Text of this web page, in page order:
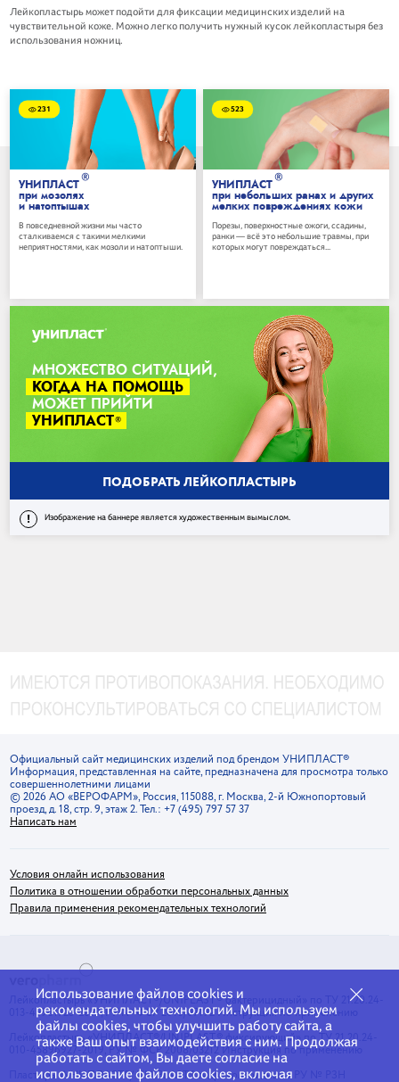
Использование файлов cookies и
рекомендательных технологий. Мы используем
файлы cookies, чтобы улучшить работу сайта, а
также Ваш опыт взаимодействия с ним. Продолжая
работать с сайтом, Вы даете согласие на
использование файлов cookies, включая
Лейкопластырь может подойти для фиксации медицинских изделий на
чувствительной коже. Можно легко получить нужный кусок лейкопластыря без
использования ножниц.
231
УНИПЛАСТ®
при мозолях
и натоптышах
В повседневной жизни мы часто
сталкиваемся с такими мелкими
неприятностями, как мозоли и натоптыши.
523
УНИПЛАСТ®
при небольших ранах и других
мелких повреждениях кожи
Порезы, поверхностные ожоги, ссадины,
ранки — всё это небольшие травмы, при
которых могут повреждаться...
! Изображение на баннере является художественным вымыслом.
МНОЖЕСТВО СИТУАЦИЙ,
КОГДА НА ПОМОЩЬ
МОЖЕТ ПРИЙТИ
УНИПЛАСТ®
ПОДОБРАТЬ ЛЕЙКОПЛАСТЫРЬ
Официальный сайт медицинских изделий под брендом УНИПЛАСТ®
Информация, представленная на сайте, предназначена для просмотра только
совершеннолетними лицами
© 2026 АО «ВЕРОФАРМ», Россия, 115088, г. Москва, 2-й Южнопортовый
проезд, д. 18, стр. 9, этаж 2. Тел.: +7 (495) 797 57 37
Написать нам
Условия онлайн использования
Политика в отношении обработки персональных данных
Правила применения рекомендательных технологий
Лейкопластырь «УНИПЛАСТ®/UNIPLAST® бактерицидный» по ТУ 21.20.24-
013-45961725-2019, РУ № ФСР 2010/07192 Инструкция по применению
Лейкопластырь «УНИПЛАСТ®/UNIPLAST® фиксирующий» по ТУ 21.20.24-
010-45896927-2019, РУ № ФСР 2008/03212
Инструкция по применению
Пластырь «УНИПЛАСТ®/ UNIPLAST® гидроколлоидный» РУ № РЗН